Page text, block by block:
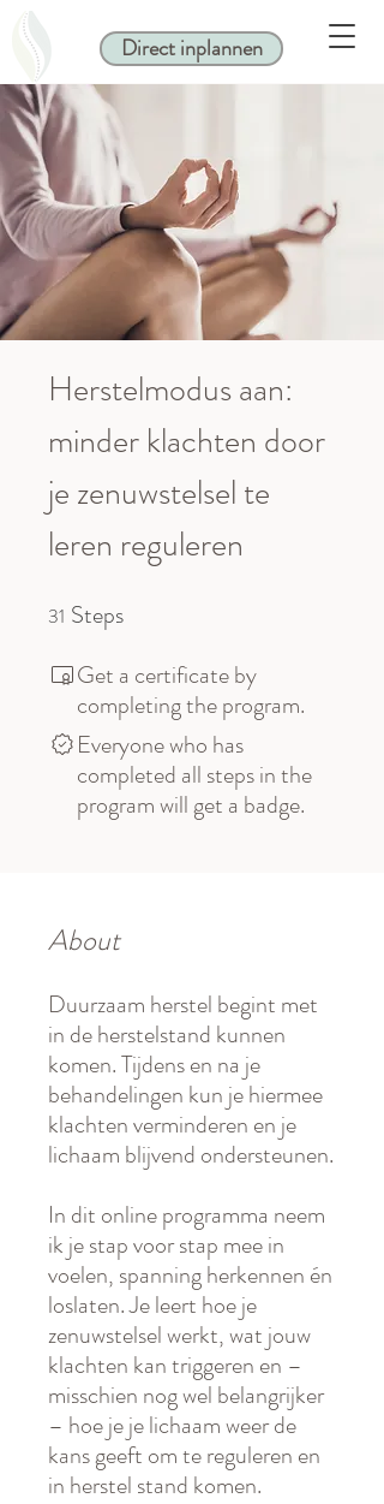
Direct inplannen
Herstelmodus aan:
minder klachten door
je zenuwstelsel te
leren reguleren
31 Steps
Get a certificate by
completing the program.
Everyone who has
completed all steps in the
program will get a badge.
About
Duurzaam herstel begint met
in de herstelstand kunnen
komen. Tijdens en na je
behandelingen kun je hiermee
klachten verminderen en je
lichaam blijvend ondersteunen.
In dit online programma neem
ik je stap voor stap mee in
voelen, spanning herkennen én
loslaten. Je leert hoe je
zenuwstelsel werkt, wat jouw
klachten kan triggeren en –
misschien nog wel belangrijker
– hoe je je lichaam weer de
kans geeft om te reguleren en
in herstel stand komen.